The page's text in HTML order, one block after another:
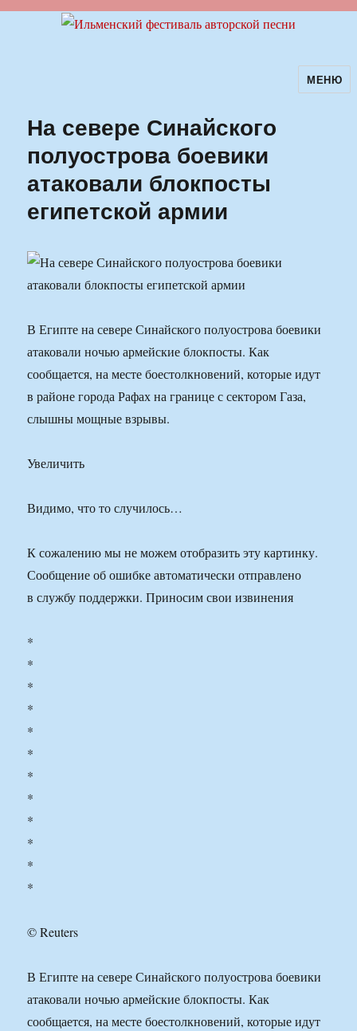
Ильменский фестиваль авторскойМЕНЮ
На севере Синайского
полуострова боевики
атаковали блокпосты
египетской армии
В Египте на севере Синайского полуострова боевики
атаковали ночью армейские блокпосты. Как
сообщается, на месте боестолкновений, которые идут
в районе города Рафах на границе с сектором Газа,
слышны мощные взрывы.
Увеличить
Видимо, что то случилось…
К сожалению мы не можем отобразить эту картинку.
Сообщение об ошибке автоматически отправлено
в службу поддержки. Приносим свои извинения
*
*
*
*
*
*
*
*
*
*
*
*
© Reuters
В Египте на севере Синайского полуострова боевики
атаковали ночью армейские блокпосты. Как
сообщается, на месте боестолкновений, которые идут